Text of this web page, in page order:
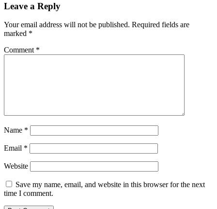
Leave a Reply
Your email address will not be published. Required fields are
marked *
Comment *
Name *
Email *
Website
Save my name, email, and website in this browser for the next
time I comment.